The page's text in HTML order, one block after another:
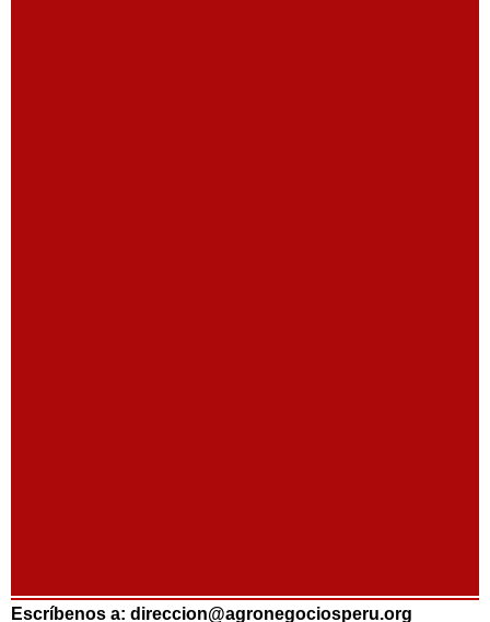
Escríbenos a: direccion@agronegociosperu.org